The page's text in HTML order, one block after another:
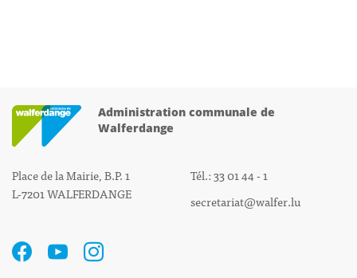
Administration communale de
Walferdange
Place de la Mairie, B.P. 1
L-7201 WALFERDANGE
Tél.: 33 01 44 - 1
secretariat@walfer.lu